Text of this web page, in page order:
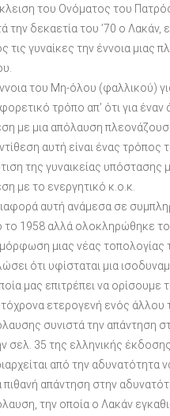
του Ονόματος του
την δεκαετία του ’70 ο
τις γυναίκες την έννοια
του Μη-όλου (φαλλικού)
τρόπο απ’ ότι για
με μια απόλαυση
αυτή είναι ένας τρόπος
της γυναικείας
με το ενεργητικό κ.ο.κ.
αυτή ανάμεσα σε
το 1958 αλλά ολοκληρώθηκε το
μιας νέας τοπολογίας
ότι υφίσταται μια
μας επιτρέπει να
ετερογενή ενός άλλου
συνιστά την απάντηση
σελ. 35 της ελληνικής
από την αδυνατότητα
πιθανή απάντηση στην
την οποία ο Λακάν